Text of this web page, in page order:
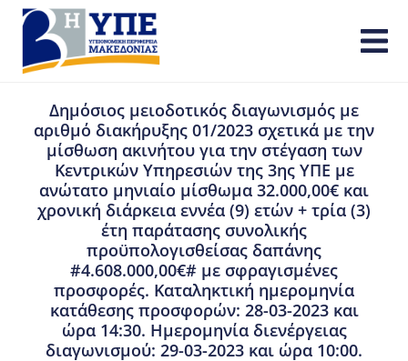
Δημόσιος μειοδοτικός διαγωνισμός με
αριθμό διακήρυξης 01/2023 σχετικά με την
μίσθωση ακινήτου για την στέγαση των
Κεντρικών Υπηρεσιών της 3ης ΥΠΕ με
ανώτατο μηνιαίο μίσθωμα 32.000,00€ και
χρονική διάρκεια εννέα (9) ετών + τρία (3)
έτη παράτασης συνολικής
προϋπολογισθείσας δαπάνης
#4.608.000,00€# με σφραγισμένες
προσφορές. Καταληκτική ημερομηνία
κατάθεσης προσφορών: 28-03-2023 και
ώρα 14:30. Ημερομηνία διενέργειας
διαγωνισμού: 29-03-2023 και ώρα 10:00.